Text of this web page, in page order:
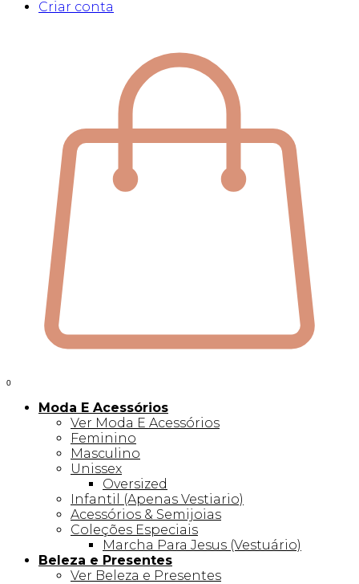
Criar conta
0
Moda E Acessórios
Ver Moda E Acessórios
Feminino
Masculino
Unissex
Oversized
Infantil (Apenas Vestiario)
Acessórios & Semijoias
Coleções Especiais
Marcha Para Jesus (Vestuário)
Beleza e Presentes
Ver Beleza e Presentes